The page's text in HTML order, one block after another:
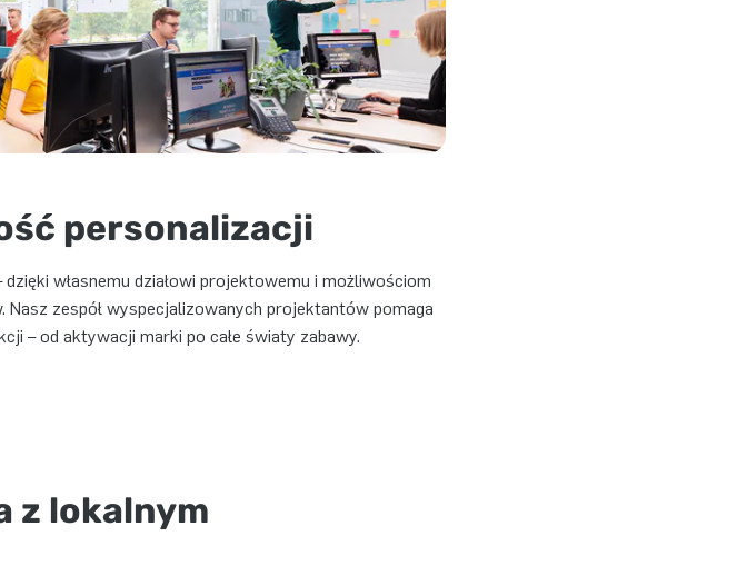
personalizacji
własnemu działowi projektowemu i możliwościom
zespół wyspecjalizowanych projektantów pomaga
– od aktywacji marki po całe światy zabawy.
z lokalnym